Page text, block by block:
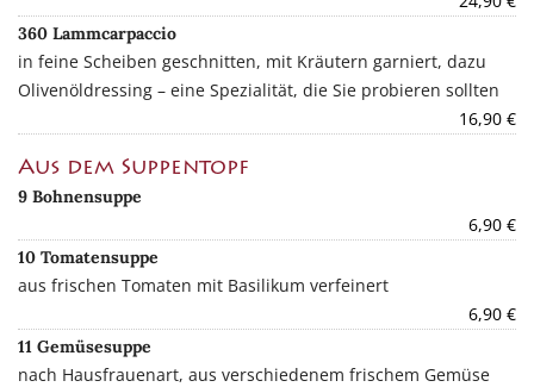
360 Lammcarpaccio
in feine Scheiben geschnitten, mit Kräutern garniert, dazu
Olivenöldressing – eine Spezialität, die Sie probieren sollten
16,90 €
Aus dem Suppentopf
9 Bohnensuppe
6,90 €
10 Tomatensuppe
aus frischen Tomaten mit Basilikum verfeinert
6,90 €
11 Gemüsesuppe
nach Hausfrauenart, aus verschiedenem frischem Gemüse